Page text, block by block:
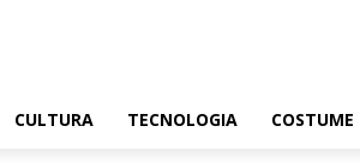
CULTURA TECNOLOGIA COSTUME